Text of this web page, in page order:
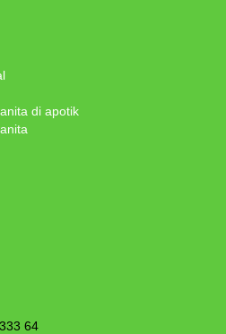
di apotik
64